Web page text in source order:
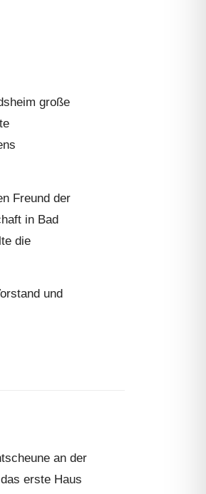
große
Freund der
in Bad
die
und
an der
erste Haus